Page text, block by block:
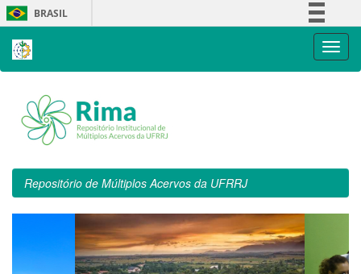
Skip
navigation
BRASIL
Repositório de Múltiplos Acervos da UFRRJ